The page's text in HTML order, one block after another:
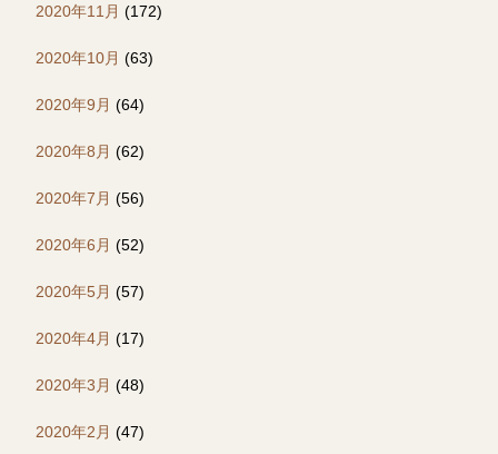
2020年11月 (172)
2020年10月 (63)
2020年9月 (64)
2020年8月 (62)
2020年7月 (56)
2020年6月 (52)
2020年5月 (57)
2020年4月 (17)
2020年3月 (48)
2020年2月 (47)